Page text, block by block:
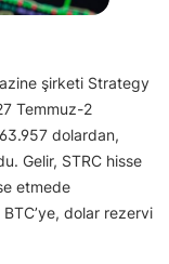
şirketi Strategy
Temmuz-2
dolardan,
Gelir, STRC hisse
etmede
dolar rezervi